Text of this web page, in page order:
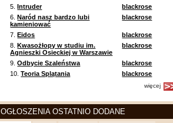
5.Intruder
blackrose
6.Naród nasz bardzo lubi
kamieniować
blackrose
7.Eidos
blackrose
8.Kwasożłopy w studiu im.
Agnieszki Osieckiej w Warszawie
blackrose
9.Odbycie Szaleństwa
blackrose
10.Teoria Splątania blackrose
więcej
OGŁOSZENIA OSTATNIO DODANE